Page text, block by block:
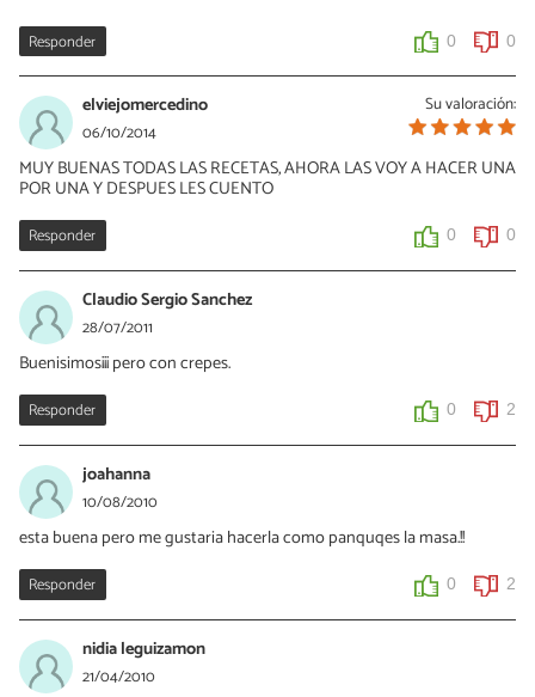
Responder 0 0
Su valoración:
elviejomercedino
06/10/2014
MUY BUENAS TODAS LAS RECETAS, AHORA LAS VOY A HACER UNA
POR UNA Y DESPUES LES CUENTO
Responder 0 0
Claudio Sergio Sanchez
28/07/2011
Buenisimos¡¡¡ pero con crepes.
Responder 0 2
joahanna
10/08/2010
esta buena pero me gustaria hacerla como panquqes la masa.!!
Responder 0 2
nidia leguizamon
21/04/2010